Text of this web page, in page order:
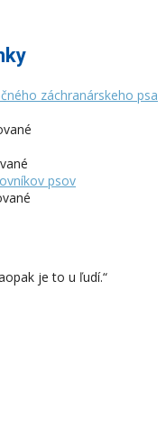
záchranárskeho psa
psov
je to u ľudí.“